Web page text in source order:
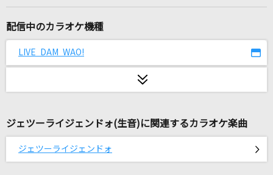
秒針を噛む
白日
弱虫モンブラン
DECO*27
配信中のカラオケ機種
LIVE DAM WAO!
ジェツーライジェンドォ(生音)に関連するカラオケ楽曲
ジェツーライジェンドォ